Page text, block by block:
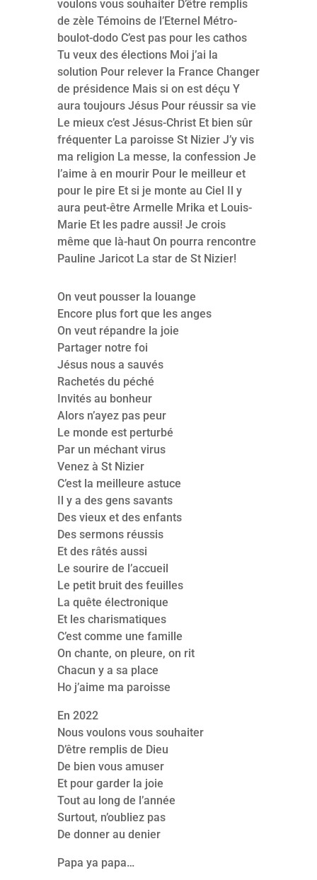
voulons vous souhaiter D’être remplis
de zèle Témoins de l’Eternel Métro-
boulot-dodo C’est pas pour les cathos
Tu veux des élections Moi j’ai la
solution Pour relever la France Changer
de présidence Mais si on est déçu Y
aura toujours Jésus Pour réussir sa vie
Le mieux c’est Jésus-Christ Et bien sûr
fréquenter La paroisse St Nizier J’y vis
ma religion La messe, la confession Je
l’aime à en mourir Pour le meilleur et
pour le pire Et si je monte au Ciel Il y
aura peut-être Armelle Mrika et Louis-
Marie Et les padre aussi! Je crois
même que là-haut On pourra rencontre
Pauline Jaricot La star de St Nizier!
On veut pousser la louange
Encore plus fort que les anges
On veut répandre la joie
Partager notre foi
Jésus nous a sauvés
Rachetés du péché
Invités au bonheur
Alors n’ayez pas peur
Le monde est perturbé
Par un méchant virus
Venez à St Nizier
C’est la meilleure astuce
Il y a des gens savants
Des vieux et des enfants
Des sermons réussis
Et des râtés aussi
Le sourire de l’accueil
Le petit bruit des feuilles
La quête électronique
Et les charismatiques
C’est comme une famille
On chante, on pleure, on rit
Chacun y a sa place
Ho j’aime ma paroisse
En 2022
Nous voulons vous souhaiter
D’être remplis de Dieu
De bien vous amuser
Et pour garder la joie
Tout au long de l’année
Surtout, n’oubliez pas
De donner au denier
Papa ya papa…